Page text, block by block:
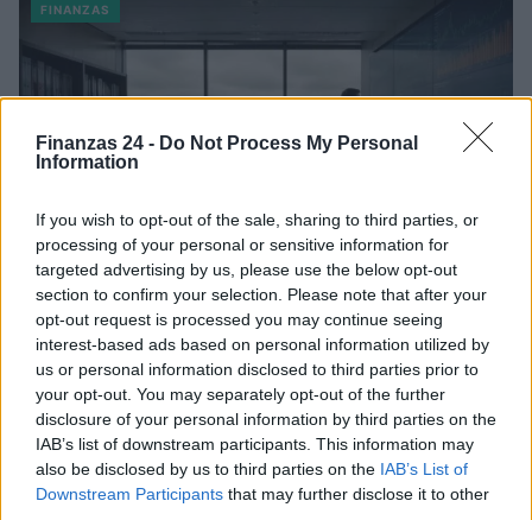
Finanzas 24 - Do Not Process My Personal
Information
If you wish to opt-out of the sale, sharing to third parties, or
processing of your personal or sensitive information for
targeted advertising by us, please use the below opt-out
section to confirm your selection. Please note that after your
opt-out request is processed you may continue seeing
interest-based ads based on personal information utilized by
us or personal information disclosed to third parties prior to
your opt-out. You may separately opt-out of the further
disclosure of your personal information by third parties on the
IAB’s list of downstream participants. This information may
also be disclosed by us to third parties on the IAB’s List of
Downstream Participants that may further disclose it to other
FINANZAS
El Ibex 35 alcanza máximos históricos: ¿Qué está impulsando
esta subida?
Lucía Herrera · 10 Ago 2026
FINANZAS